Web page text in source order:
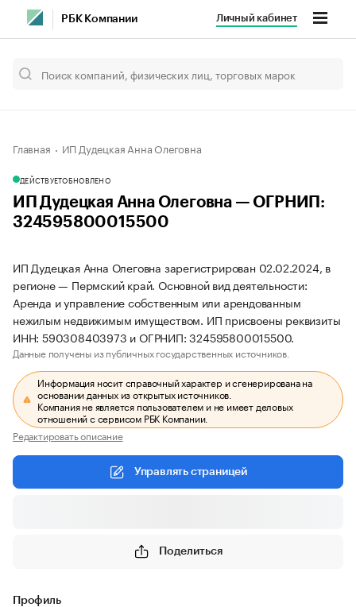
РБК Компании Личный кабинет
Главная ИП Дудецкая Анна Олеговна
ДЕЙСТВУЕТОБНОВЛЕНО
ИП Дудецкая Анна Олеговна — ОГРНИП:
324595800015500
ИП Дудецкая Анна Олеговна зарегистрирован 02.02.2024, в
регионе — Пермский край. Основной вид деятельности:
Аренда и управление собственным или арендованным
нежилым недвижимым имуществом. ИП присвоены реквизиты
ИНН: 590308403973 и ОГРНИП: 324595800015500.
Данные получены из публичных государственных источников.
Информация носит справочный характер и сгенерирована на
основании данных из открытых источников.
Компания не является пользователем и не имеет деловых
отношений с сервисом РБК Компании.
Редактировать описание
Управлять страницей
Поделиться
Профиль